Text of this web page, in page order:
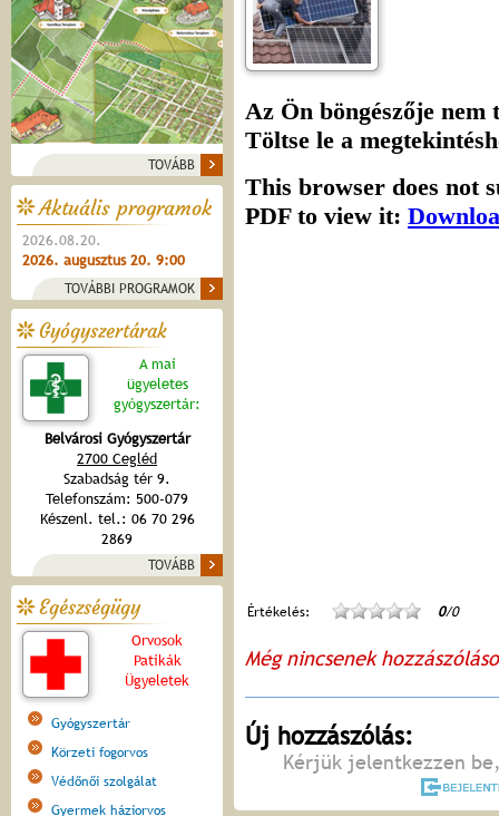
TOVÁBB
Aktuális programok
2026.08.20.
2026. augusztus 20. 9:00
TOVÁBBI PROGRAMOK
Gyógyszertárak
A mai
ügyeletes
gyógyszertár:
Belvárosi Gyógyszertár
2700 Cegléd
Szabadság tér 9.
Telefonszám: 500-079
Készenl. tel.: 06 70 296
2869
TOVÁBB
Egészségügy
Orvosok
Patikák
Ügyeletek
Gyógyszertár
Körzeti fogorvos
Védőnői szolgálat
Gyermek háziorvos
Értékelés: 0/0
Még nincsenek
Új hozzászólás:
Kérjük jelentkezzen